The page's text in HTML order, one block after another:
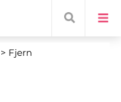
> Fjern